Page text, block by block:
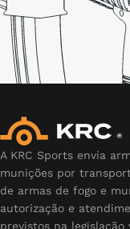
A KRC Sports envia
munições por
de armas de fogo e
autorização e
previstos na legislação